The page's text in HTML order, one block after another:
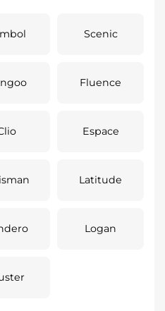
Scenic
Fluence
Espace
Latitude
Logan